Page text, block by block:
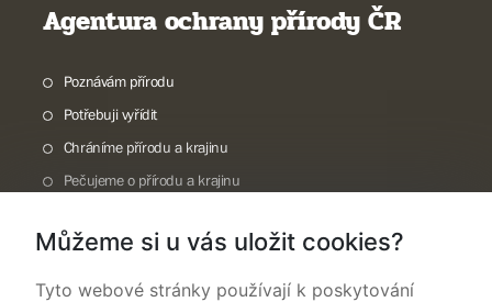
Agentura ochrany přírody ČR
Poznávám přírodu
Potřebuji vyřídit
Chráníme přírodu a krajinu
Pečujeme o přírodu a krajinu
O nás
Můžeme si u vás uložit cookies?
Tyto webové stránky používají k poskytování